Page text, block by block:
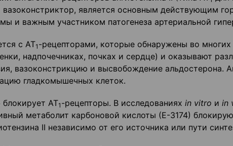
является основным действующим
и важным участником патогенеза артериальной
с AT1 -рецепторами, которые обнаружены во многих
надпочечниках, почках и сердце) и оказывают
вазоконстрикцию и высвобождение альдостерона.
гладкомышечных клеток.
блокирует AT1 -рецепторы. В исследованиях in vitro и in
метаболит карбоновой кислоты (Е-3174)
II независимо от его источника или пути